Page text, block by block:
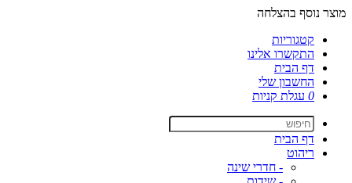
מוצר נוסף בהצלחה
קטגוריות
התקשרו אלינו
דף הבית
החשבון שלי
0 עגלת קניות
דף הבית
ריהוט
- חדרי שינה